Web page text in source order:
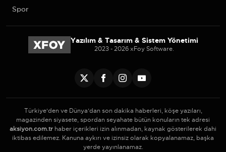
Spor
Yazılım & Tasarım & Sistem Yönetimi
2023 - 2026 xFoy Software.
Türkiye'den ve Dünya’dan son dakika haberleri, köşe yazıları,
magazinden siyasete, spordan seyahate bütün konuların tek adresi
aksiyon.com.tr haber içerikleri izin alınmadan, kaynak gösterilerek dahi
iktibas edilemez. Kanuna aykırı ve izinsiz olarak kopyalanamaz, başka
yerde yayınlanamaz.